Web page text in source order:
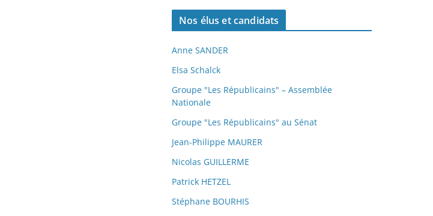
Nos élus et candidats
Anne SANDER
Elsa Schalck
Groupe "Les Républicains" – Assemblée
Nationale
Groupe "Les Républicains" au Sénat
Jean-Philippe MAURER
Nicolas GUILLERME
Patrick HETZEL
Stéphane BOURHIS